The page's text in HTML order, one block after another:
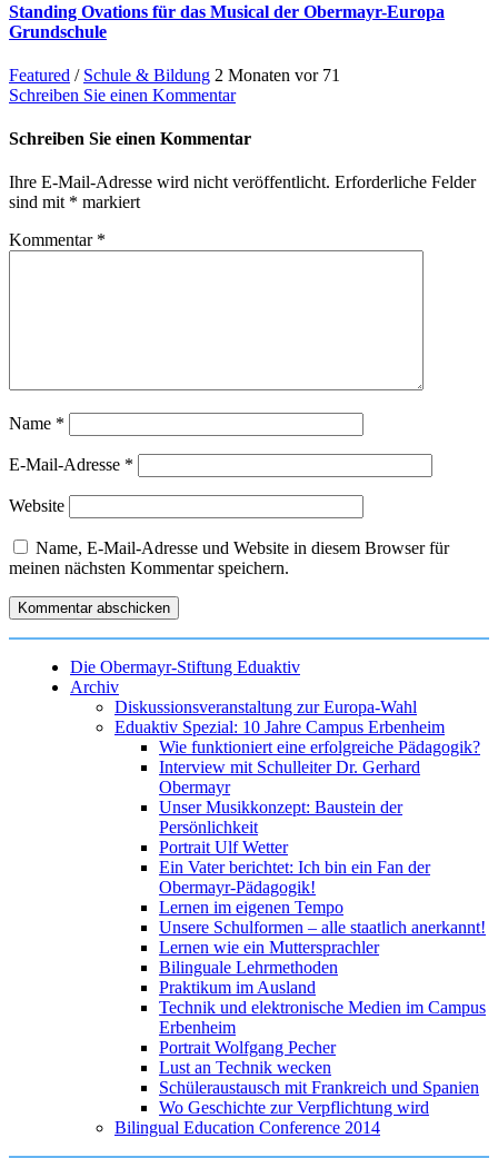
Standing Ovations für das Musical der Obermayr-Europa
Grundschule
Featured / Schule & Bildung 2 Monaten vor 71
Schreiben Sie einen Kommentar
Schreiben Sie einen Kommentar
Ihre E-Mail-Adresse wird nicht veröffentlicht. Erforderliche Felder
sind mit * markiert
Kommentar *
Name *
E-Mail-Adresse *
Website
Name, E-Mail-Adresse und Website in diesem Browser für
meinen nächsten Kommentar speichern.
Die Obermayr-Stiftung Eduaktiv
Archiv
Diskussionsveranstaltung zur Europa-Wahl
Eduaktiv Spezial: 10 Jahre Campus Erbenheim
Wie funktioniert eine erfolgreiche Pädagogik?
Interview mit Schulleiter Dr. Gerhard
Obermayr
Unser Musikkonzept: Baustein der
Persönlichkeit
Portrait Ulf Wetter
Ein Vater berichtet: Ich bin ein Fan der
Obermayr-Pädagogik!
Lernen im eigenen Tempo
Unsere Schulformen – alle staatlich anerkannt!
Lernen wie ein Muttersprachler
Bilinguale Lehrmethoden
Praktikum im Ausland
Technik und elektronische Medien im Campus
Erbenheim
Portrait Wolfgang Pecher
Lust an Technik wecken
Schüleraustausch mit Frankreich und Spanien
Wo Geschichte zur Verpflichtung wird
Bilingual Education Conference 2014